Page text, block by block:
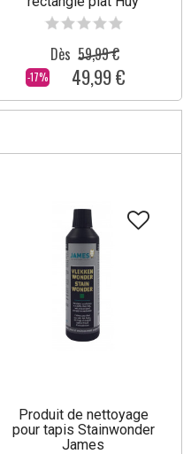
-17%
Dès 59,99 €
49,99 €
Produit de nettoyage
pour tapis Stainwonder
James